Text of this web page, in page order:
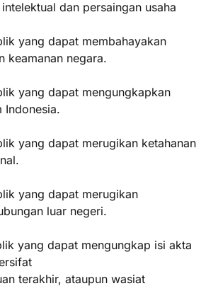
dan persaingan usaha
yang dapat membahayakan
keamanan negara.
yang dapat mengungkapkan
Indonesia.
yang dapat merugikan ketahanan
yang dapat merugikan
luar negeri.
yang dapat mengungkap isi akta
terakhir, ataupun wasiat